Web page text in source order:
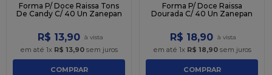
Forma P/ Doce Raissa Tons
De Candy C/ 40 Un Zanepan
R$ 13,90
em até 1x R$ 13,90 sem juros
COMPRAR
Forma P/ Doce Raissa
Dourada C/ 40 Un Zanepan
R$ 18,90
em até 1x R$ 18,90sem juros
COMPRAR